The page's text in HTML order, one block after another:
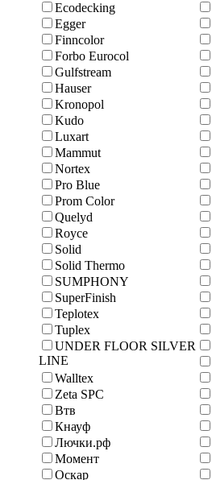
Ecodecking
Egger
Finncolor
Forbo Eurocol
Gulfstream
Hauser
Kronopol
Kudo
Luxart
Mammut
Nortex
Pro Blue
Prom Color
Quelyd
Royce
Solid
Solid Thermo
SUMPHONY
SuperFinish
Teplotex
Tuplex
UNDER FLOOR SILVER
LINE
Walltex
Zeta SPC
Втв
Кнауф
Лючки.рф
Момент
Оскар